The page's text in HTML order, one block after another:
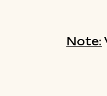
Note: